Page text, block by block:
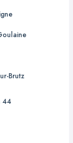
Brutz
44